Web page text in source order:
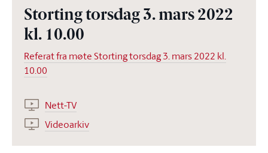
Storting torsdag 3. mars 2022
kl. 10.00
Referat fra møte Storting torsdag 3. mars 2022 kl.
10.00
Nett-TV
Videoarkiv